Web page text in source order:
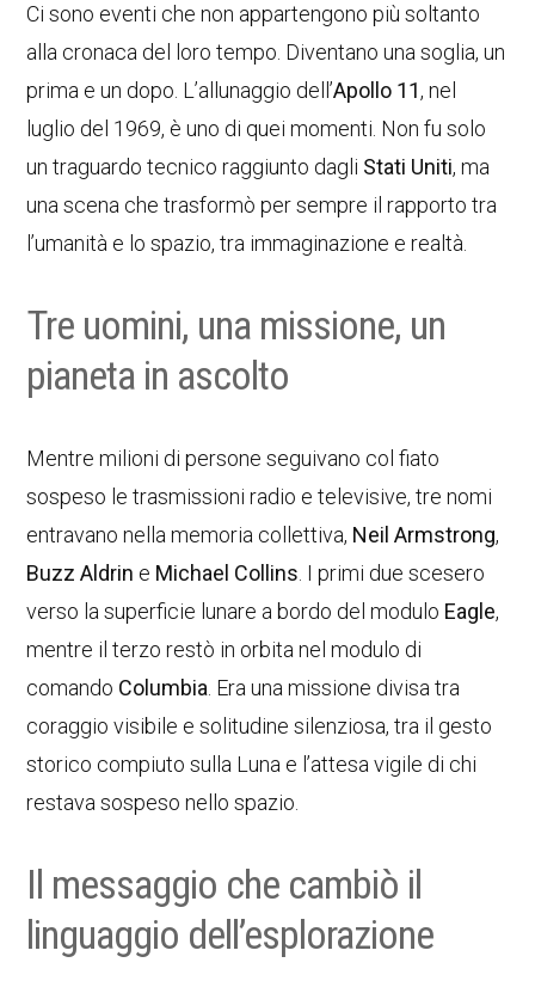
Ci sono eventi che non appartengono più soltanto
alla cronaca del loro tempo. Diventano una soglia, un
prima e un dopo. L’allunaggio dell’Apollo 11, nel
luglio del 1969, è uno di quei momenti. Non fu solo
un traguardo tecnico raggiunto dagli Stati Uniti, ma
una scena che trasformò per sempre il rapporto tra
l’umanità e lo spazio, tra immaginazione e realtà.
Tre uomini, una missione, un
pianeta in ascolto
Mentre milioni di persone seguivano col fiato
sospeso le trasmissioni radio e televisive, tre nomi
entravano nella memoria collettiva, Neil Armstrong,
Buzz Aldrin e Michael Collins . I primi due scesero
verso la superficie lunare a bordo del modulo Eagle,
mentre il terzo restò in orbita nel modulo di
comando Columbia . Era una missione divisa tra
coraggio visibile e solitudine silenziosa, tra il gesto
storico compiuto sulla Luna e l’attesa vigile di chi
restava sospeso nello spazio.
Il messaggio che cambiò il
linguaggio dell’esplorazione